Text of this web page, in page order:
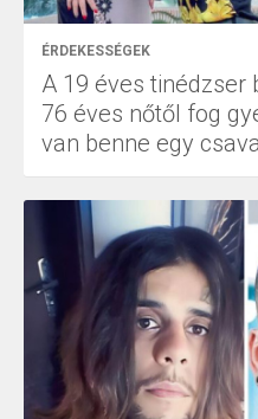
ÉRDEKESSÉGEK
A 19 éves tinédzser
76 éves nőtől fog
van benne egy